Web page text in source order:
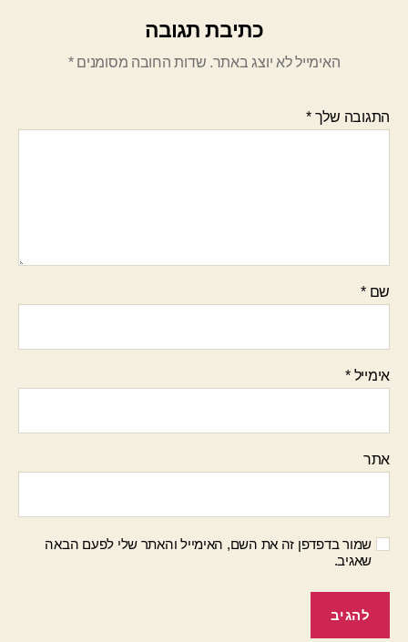
כתיבת תגובה
האימייל לא יוצג באתר. שדות החובה מסומנים*
התגובה שלך*
שם*
אימייל*
אתר
שמור בדפדפן זה את השם, האימייל והאתר שלי לפעם הבאה
שאגיב.